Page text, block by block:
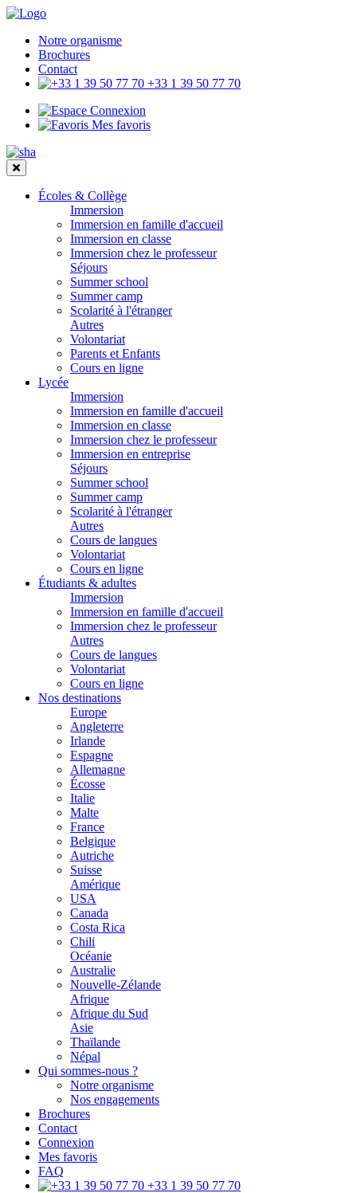
Notre organisme
Brochures
Contact
+33 1 39 50 77 70
Connexion
Mes favoris
Écoles & Collège
Immersion
Immersion en famille d'accueil
Immersion en classe
Immersion chez le professeur
Séjours
Summer school
Summer camp
Scolarité à l'étranger
Autres
Volontariat
Parents et Enfants
Cours en ligne
Lycée
Immersion
Immersion en famille d'accueil
Immersion en classe
Immersion chez le professeur
Immersion en entreprise
Séjours
Summer school
Summer camp
Scolarité à l'étranger
Autres
Cours de langues
Volontariat
Cours en ligne
Étudiants & adultes
Immersion
Immersion en famille d'accueil
Immersion chez le professeur
Autres
Cours de langues
Volontariat
Cours en ligne
Nos destinations
Europe
Angleterre
Irlande
Espagne
Allemagne
Écosse
Italie
Malte
France
Belgique
Autriche
Suisse
Amérique
USA
Canada
Costa Rica
Chili
Océanie
Australie
Nouvelle-Zélande
Afrique
Afrique du Sud
Asie
Thaïlande
Népal
Qui sommes-nous ?
Notre organisme
Nos engagements
Brochures
Contact
Connexion
Mes favoris
FAQ
+33 1 39 50 77 70